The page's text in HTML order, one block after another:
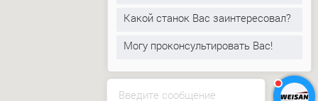
Введите сообщение
Какой станок Вас заинтересовал?
Могу проконсультировать Вас!